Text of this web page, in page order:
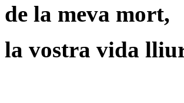
de la meva mort,
la vostra vida